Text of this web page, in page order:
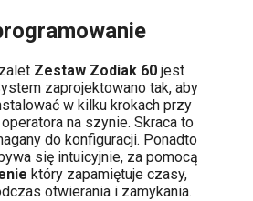
Zestaw Zodiak 60 jest
zaprojektowano tak, aby
w kilku krokach przy
operatora na szynie. Skraca to
do konfiguracji. Ponadto
się intuicyjnie, za pomocą
który zapamiętuje czasy,
otwierania i zamykania.